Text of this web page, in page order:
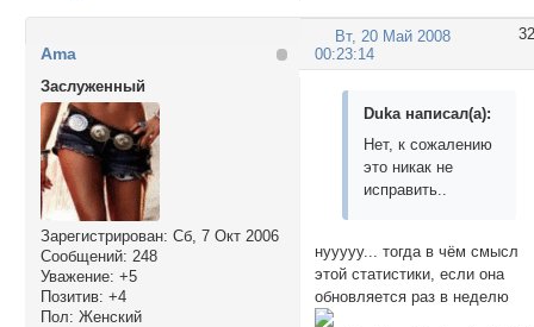
32
Вт, 20 Май 2008
00:23:14
Ama
Заслуженный
Зарегистрирован: Сб, 7 Окт 2006
Сообщений: 248
Уважение: +5
Позитив: +4
Пол: Женский
Duka написал(а):
Нет, к сожалению
это никак не
исправить..
нууууу... тогда в чём смысл
этой статистики, если она
обновляется раз в неделю